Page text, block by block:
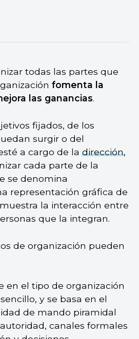
todas las partes que
fomenta la
las ganancias.
fijados, de los
surgir o del
a cargo de ladirección,
cada parte de la
se denomina
representación gráfica de
la interacción entre
que la integran.
de organización pueden
en el tipo de organización
y se basa en el
de mando piramidal
canales formales